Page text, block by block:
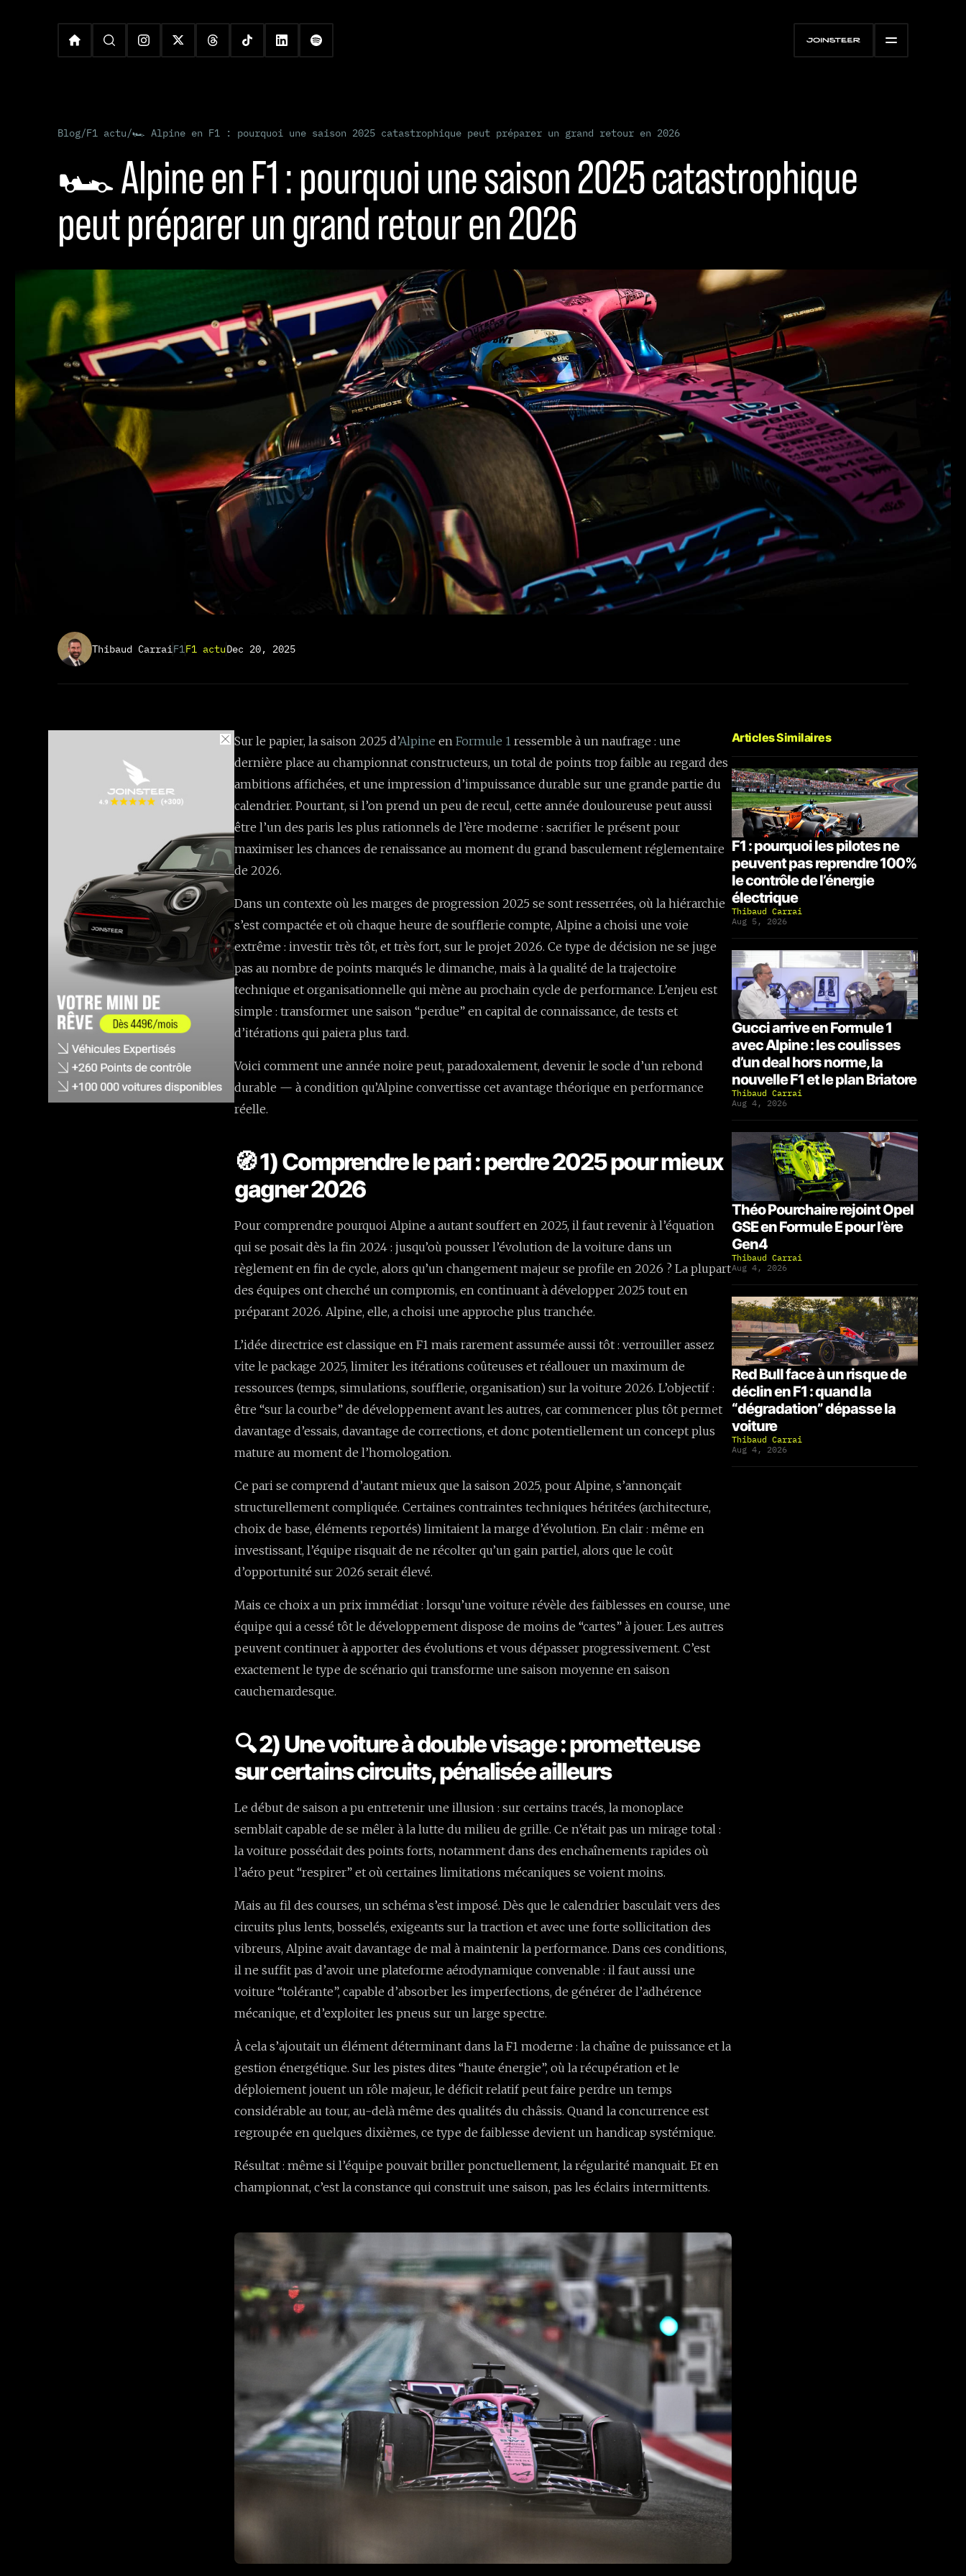
Blog/F1 actu/🏎️ Alpine en F1 : pourquoi une saison 2025 catastrophique peut préparer un grand retour en 2026
🏎️ Alpine en F1 : pourquoi une saison 2025 catastrophique
peut préparer un grand retour en 2026
Thibaud Carrai F1 F1 actuDec 20, 2025
Sur le papier, la saison 2025 d’Alpine enFormule 1 ressemble à un naufrage : une
dernière place au championnat constructeurs, un total de points trop faible au regard des
ambitions affichées, et une impression d’impuissance durable sur une grande partie du
calendrier. Pourtant, si l’on prend un peu de recul, cette année douloureuse peut aussi
être l’un des paris les plus rationnels de l’ère moderne : sacrifier le présent pour
maximiser les chances de renaissance au moment du grand basculement réglementaire
de 2026.
Dans un contexte où les marges de progression 2025 se sont resserrées, où la hiérarchie
s’est compactée et où chaque heure de soufflerie compte, Alpine a choisi une voie
extrême : investir très tôt, et très fort, sur le projet 2026. Ce type de décision ne se juge
pas au nombre de points marqués le dimanche, mais à la qualité de la trajectoire
technique et organisationnelle qui mène au prochain cycle de performance. L’enjeu est
simple : transformer une saison “perdue” en capital de connaissance, de tests et
d’itérations qui paiera plus tard.
Voici comment une année noire peut, paradoxalement, devenir le socle d’un rebond
durable — à condition qu’Alpine convertisse cet avantage théorique en performance
réelle.
🧭 1) Comprendre le pari : perdre 2025 pour mieux
gagner 2026
Pour comprendre pourquoi Alpine a autant souffert en 2025, il faut revenir à l’équation
qui se posait dès la fin 2024 : jusqu’où pousser l’évolution de la voiture dans un
règlement en fin de cycle, alors qu’un changement majeur se profile en 2026 ? La plupart
des équipes ont cherché un compromis, en continuant à développer 2025 tout en
préparant 2026. Alpine, elle, a choisi une approche plus tranchée.
L’idée directrice est classique en F1 mais rarement assumée aussi tôt : verrouiller assez
vite le package 2025, limiter les itérations coûteuses et réallouer un maximum de
ressources (temps, simulations, soufflerie, organisation) sur la voiture 2026. L’objectif :
être “sur la courbe” de développement avant les autres, car commencer plus tôt permet
davantage d’essais, davantage de corrections, et donc potentiellement un concept plus
mature au moment de l’homologation.
Ce pari se comprend d’autant mieux que la saison 2025, pour Alpine, s’annonçait
structurellement compliquée. Certaines contraintes techniques héritées (architecture,
choix de base, éléments reportés) limitaient la marge d’évolution. En clair : même en
investissant, l’équipe risquait de ne récolter qu’un gain partiel, alors que le coût
d’opportunité sur 2026 serait élevé.
Mais ce choix a un prix immédiat : lorsqu’une voiture révèle des faiblesses en course, une
équipe qui a cessé tôt le développement dispose de moins de “cartes” à jouer. Les autres
peuvent continuer à apporter des évolutions et vous dépasser progressivement. C’est
exactement le type de scénario qui transforme une saison moyenne en saison
cauchemardesque.
🔍 2) Une voiture à double visage : prometteuse
sur certains circuits, pénalisée ailleurs
Le début de saison a pu entretenir une illusion : sur certains tracés, la monoplace
semblait capable de se mêler à la lutte du milieu de grille. Ce n’était pas un mirage total :
la voiture possédait des points forts, notamment dans des enchaînements rapides où
l’aéro peut “respirer” et où certaines limitations mécaniques se voient moins.
Mais au fil des courses, un schéma s’est imposé. Dès que le calendrier basculait vers des
circuits plus lents, bosselés, exigeants sur la traction et avec une forte sollicitation des
vibreurs, Alpine avait davantage de mal à maintenir la performance. Dans ces conditions,
il ne suffit pas d’avoir une plateforme aérodynamique convenable : il faut aussi une
voiture “tolérante”, capable d’absorber les imperfections, de générer de l’adhérence
mécanique, et d’exploiter les pneus sur un large spectre.
À cela s’ajoutait un élément déterminant dans la F1 moderne : la chaîne de puissance et la
gestion énergétique. Sur les pistes dites “haute énergie”, où la récupération et le
déploiement jouent un rôle majeur, le déficit relatif peut faire perdre un temps
considérable au tour, au-delà même des qualités du châssis. Quand la concurrence est
regroupée en quelques dixièmes, ce type de faiblesse devient un handicap systémique.
Résultat : même si l’équipe pouvait briller ponctuellement, la régularité manquait. Et en
championnat, c’est la constance qui construit une saison, pas les éclairs intermittents.
Articles Similaires
F1 : pourquoi les pilotes ne
peuvent pas reprendre 100%
le contrôle de l’énergie
électrique
Thibaud Carrai
Aug 5, 2026
Gucci arrive en Formule 1
avec Alpine : les coulisses
d’un deal hors norme, la
nouvelle F1 et le plan Briatore
Thibaud Carrai
Aug 4, 2026
Théo Pourchaire rejoint Opel
GSE en Formule E pour l’ère
Gen4
Thibaud Carrai
Aug 4, 2026
Red Bull face à un risque de
déclin en F1 : quand la
“dégradation” dépasse la
voiture
Thibaud Carrai
Aug 4, 2026